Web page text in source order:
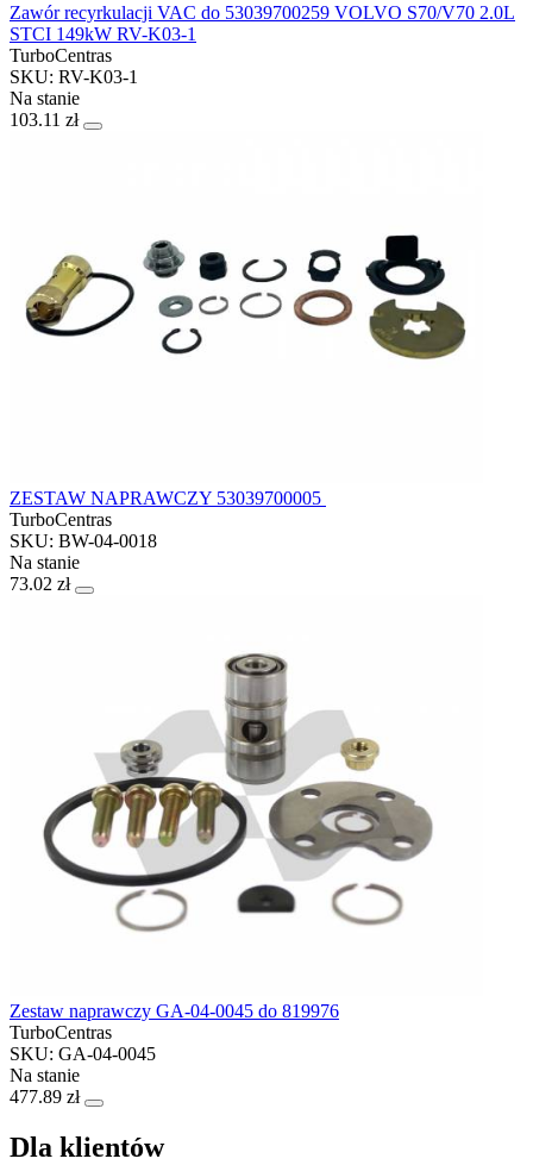
Zawór recyrkulacji VAC do 53039700259 VOLVO S70/V70 2.0L
STCI 149kW RV-K03-1
TurboCentras
SKU: RV-K03-1
Na stanie
103.11 zł
ZESTAW NAPRAWCZY 53039700005
TurboCentras
SKU: BW-04-0018
Na stanie
73.02 zł
Zestaw naprawczy GA-04-0045 do 819976
TurboCentras
SKU: GA-04-0045
Na stanie
477.89 zł
Dla klientów